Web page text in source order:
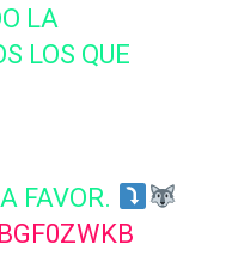
LA
LOS QUE
FAVOR.